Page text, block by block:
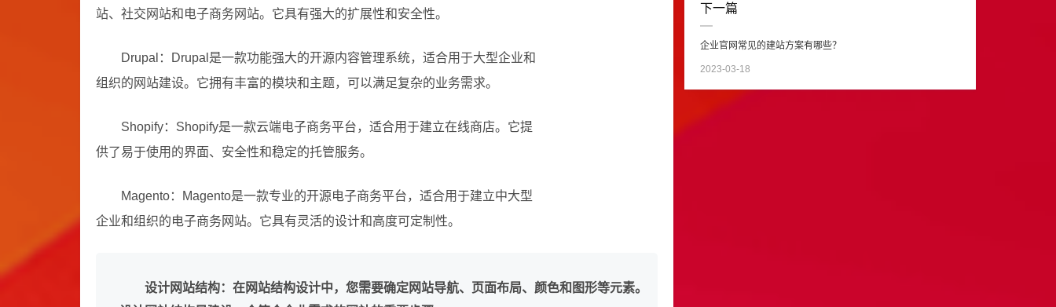
站、社交网站和电子商务网站。它具有强大的扩展性和安全性。
Drupal：Drupal是一款功能强大的开源内容管理系统，适合用于大型企业和
组织的网站建设。它拥有丰富的模块和主题，可以满足复杂的业务需求。
Shopify：Shopify是一款云端电子商务平台，适合用于建立在线商店。它提
供了易于使用的界面、安全性和稳定的托管服务。
Magento：Magento是一款专业的开源电子商务平台，适合用于建立中大型
企业和组织的电子商务网站。它具有灵活的设计和高度可定制性。
设计网站结构：在网站结构设计中，您需要确定网站导航、页面布局、颜色和图形等元素。
下一篇
企业官网常见的建站方案有哪些？
2023-03-18